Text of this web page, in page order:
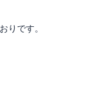
りです。